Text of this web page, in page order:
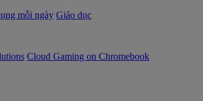
mỗi ngày Giáo dục
Cloud Gaming on Chromebook